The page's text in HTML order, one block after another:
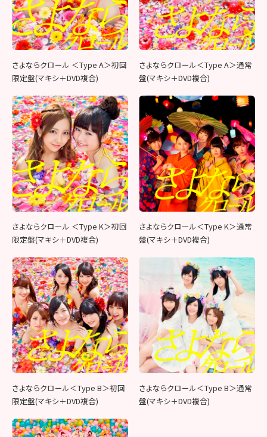
さよならクロール ＜Type A＞初回
限定盤(マキシ＋DVD複合)
さよならクロール＜Type A＞通常
盤(マキシ＋DVD複合)
さよならクロール ＜Type K＞初回
限定盤(マキシ＋DVD複合)
さよならクロール＜Type K＞通常
盤(マキシ＋DVD複合)
さよならクロール＜Type B＞初回
限定盤(マキシ＋DVD複合)
さよならクロール＜Type B＞通常
盤(マキシ＋DVD複合)